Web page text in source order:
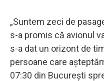
„Suntem zeci de
s-a promis că avionul
s-a dat un orizont de
persoane care
07:30 din București